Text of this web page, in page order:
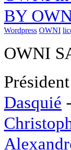
BY
Wordpress OWNI
OWNI
Dasquié